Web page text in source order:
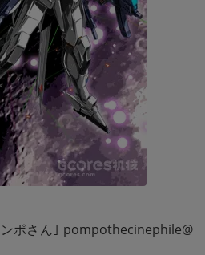
ポさん｣ pompothecinephile@